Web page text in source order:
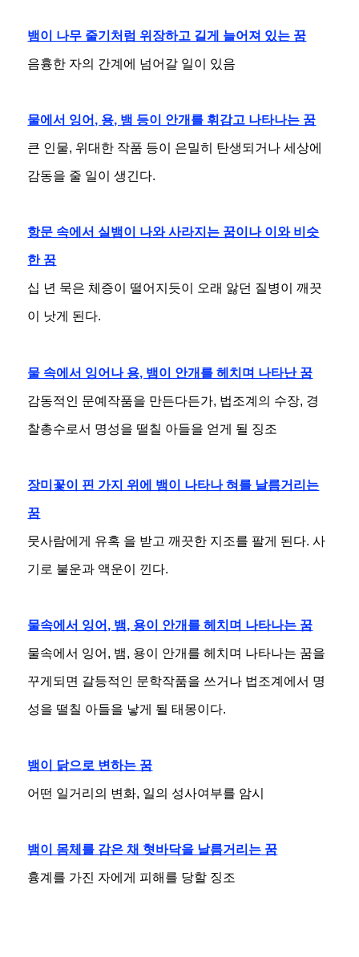
뱀이 나무 줄기처럼 위장하고 길게 늘어져 있는 꿈
음흉한 자의 간계에 넘어갈 일이 있음
물에서 잉어, 용, 뱀 등이 안개를 휘감고 나타나는 꿈
큰 인물, 위대한 작품 등이 은밀히 탄생되거나 세상에
감동을 줄 일이 생긴다.
항문 속에서 실뱀이 나와 사라지는 꿈이나 이와 비슷
한 꿈
십 년 묵은 체증이 떨어지듯이 오래 앓던 질병이 깨끗
이 낫게 된다.
물 속에서 잉어나 용, 뱀이 안개를 헤치며 나타난 꿈
감동적인 문예작품을 만든다든가, 법조계의 수장, 경
찰총수로서 명성을 떨칠 아들을 얻게 될 징조
장미꽃이 핀 가지 위에 뱀이 나타나 혀를 날름거리는
꿈
뭇사람에게 유혹 을 받고 깨끗한 지조를 팔게 된다. 사
기로 불운과 액운이 낀다.
물속에서 잉어, 뱀, 용이 안개를 헤치며 나타나는 꿈
물속에서 잉어, 뱀, 용이 안개를 헤치며 나타나는 꿈을
꾸게되면 갈등적인 문학작품을 쓰거나 법조계에서 명
성을 떨칠 아들을 낳게 될 태몽이다.
뱀이 닭으로 변하는 꿈
어떤 일거리의 변화, 일의 성사여부를 암시
뱀이 몸체를 감은 채 혓바닥을 날름거리는 꿈
흉계를 가진 자에게 피해를 당할 징조